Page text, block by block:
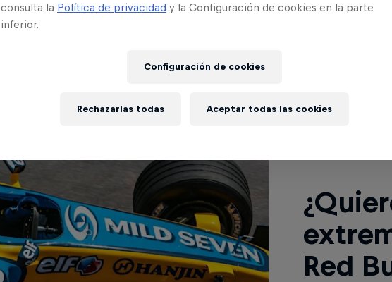
Dani Pedrosa
Jorge Martín
Lee a
Red
consulta la Política de privacidad y la Configuración de cookies en la parte
inferior.
Configuración de cookies
Rechazarlas todas Aceptar todas las cookies